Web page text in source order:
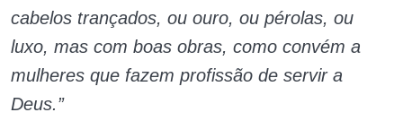
cabelos trançados, ou ouro, ou pérolas, ou
luxo, mas com boas obras, como convém a
mulheres que fazem profissão de servir a
Deus.”